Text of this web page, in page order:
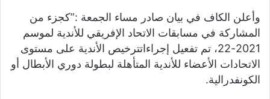
وأعلن الكاف في بيان صادر مساء الجمعة :”كجزء من
المشاركة في مسابقات الاتحاد الإفريقي للأندية لموسم
2021-22
، تم تفعيل إجراءاتترخيص الأندية على مستوى
الاتحادات الأعضاء للأندية المتأهلة لبطولة دوري الأبطال أو
الكونفدرالية.